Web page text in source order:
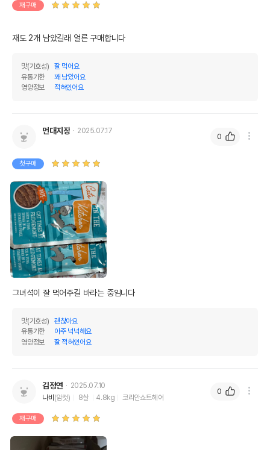
재구매
재도 2개 남았길래 얼른 구매합니다
맛(기호성)
잘 먹어요
유통기한
꽤 남았어요
영양정보
적혀있어요
먼대지장 2025.07.17
첫구매
그녀석이 잘 먹어주길 바라는 중임니다
맛(기호성)
괜찮아요
유통기한
아주 넉넉해요
영양정보
잘 적혀있어요
0
김정연
2025.07.10
나비(암컷) 8살 4.8kg 코리안쇼트헤어
재구매
0